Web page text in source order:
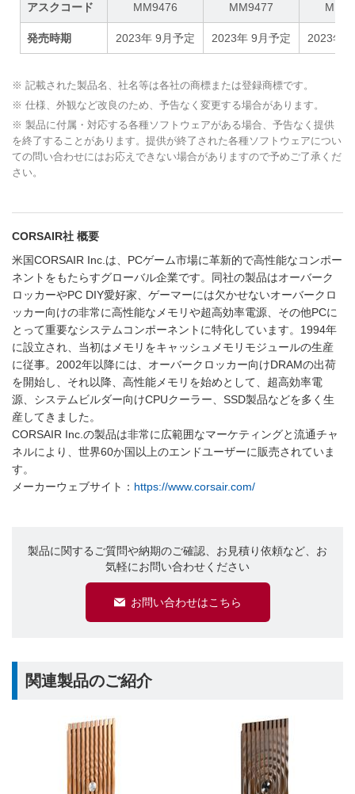
アスクコード MM9476 MM9477
発売時期 2023年 9月予定 2023年 9月予定 2023年
※ 記載された製品名、社名等は各社の商標または登録商標です。
※ 仕様、外観など改良のため、予告なく変更する場合があります。
※ 製品に付属・対応する各種ソフトウェアがある場合、予告なく提供
を終了することがあります。提供が終了された各種ソフトウェアについ
ての問い合わせにはお応えできない場合がありますので予めご了承くだ
さい。
CORSAIR社 概要
米国CORSAIR Inc.は、PCゲーム市場に革新的で高性能なコンポー
ネントをもたらすグローバル企業です。同社の製品はオーバーク
ロッカーやPC DIY愛好家、ゲーマーには欠かせないオーバークロ
ッカー向けの非常に高性能なメモリや超高効率電源、その他PCに
とって重要なシステムコンポーネントに特化しています。1994年
に設立され、当初はメモリをキャッシュメモリモジュールの生産
に従事。2002年以降には、オーバークロッカー向けDRAMの出荷
を開始し、それ以降、高性能メモリを始めとして、超高効率電
源、システムビルダー向けCPUクーラー、SSD製品などを多く生
産してきました。
CORSAIR Inc.の製品は非常に広範囲なマーケティングと流通チャ
ネルにより、世界60か国以上のエンドユーザーに販売されていま
す。
メーカーウェブサイト： https://www.corsair.com/
製品に関するご質問や納期のご確認、お見積り依頼など、お
気軽にお問い合わせください
お問い合わせはこちら
関連製品のご紹介